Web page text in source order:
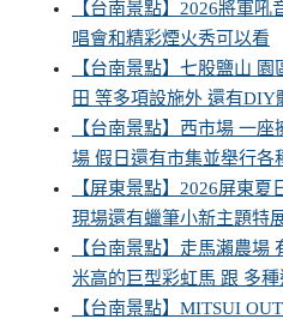
【台南景點】2026將軍
唱會和精彩煙火秀可以看
【台南景點】七股鹽山
田 等多項設施外 還有DIY
【台南景點】西市場 一
場 假日還有市集並舉行各
【屏東景點】2026屏東
現場還有蠟筆小新主題特
【台南景點】走馬瀨農場
米高的巨型彩虹馬 跟 多
【台南景點】MITSUI